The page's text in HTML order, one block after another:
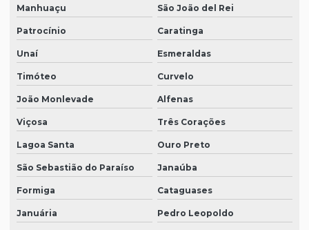
Manhuaçu São João del Rei
Patrocínio Caratinga
Unaí Esmeraldas
Timóteo Curvelo
João Monlevade Alfenas
Viçosa Três Corações
Lagoa Santa Ouro Preto
São Sebastião do Paraíso Janaúba
Formiga Cataguases
Januária Pedro Leopoldo